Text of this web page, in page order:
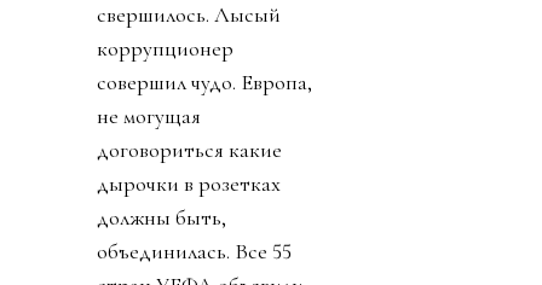
свершилось. Лысый
коррупционер
совершил чудо. Европа,
не могущая
договориться какие
дырочки в розетках
должны быть,
объединилась. Все 55